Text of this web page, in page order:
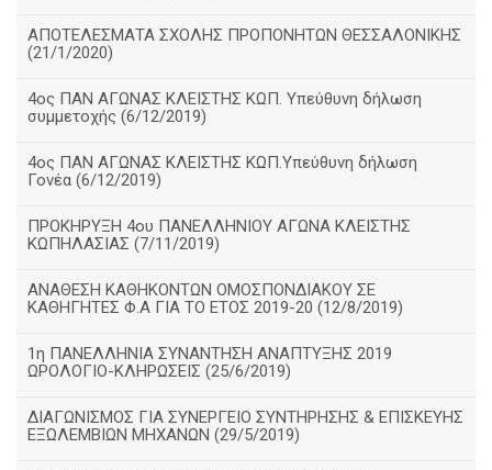
ΑΠΟΤΕΛΕΣΜΑΤΑ ΣΧΟΛΗΣ ΠΡΟΠΟΝΗΤΩΝ ΘΕΣΣΑΛΟΝΙΚΗΣ
(21/1/2020)
4ος ΠΑΝ ΑΓΩΝΑΣ ΚΛΕΙΣΤΗΣ ΚΩΠ. Υπεύθυνη δήλωση
συμμετοχής (6/12/2019)
4ος ΠΑΝ ΑΓΩΝΑΣ ΚΛΕΙΣΤΗΣ ΚΩΠ.Υπεύθυνη δήλωση
Γονέα (6/12/2019)
ΠΡΟΚΗΡΥΞΗ 4ου ΠΑΝΕΛΛΗΝΙΟΥ ΑΓΩΝΑ ΚΛΕΙΣΤΗΣ
ΚΩΠΗΛΑΣΙΑΣ (7/11/2019)
ΑΝΑΘΕΣΗ ΚΑΘΗΚΟΝΤΩΝ ΟΜΟΣΠΟΝΔΙΑΚΟΥ ΣΕ
ΚΑΘΗΓΗΤΕΣ Φ.Α ΓΙΑ ΤΟ ΕΤΟΣ 2019-20 (12/8/2019)
1η ΠΑΝΕΛΛΗΝΙΑ ΣΥΝΑΝΤΗΣΗ ΑΝΑΠΤΥΞΗΣ 2019
ΩΡΟΛΟΓΙΟ-ΚΛΗΡΩΣΕΙΣ (25/6/2019)
ΔΙΑΓΩΝΙΣΜΟΣ ΓΙΑ ΣΥΝΕΡΓΕΙΟ ΣΥΝΤΗΡΗΣΗΣ & ΕΠΙΣΚΕΥΗΣ
ΕΞΩΛΕΜΒΙΩΝ ΜΗΧΑΝΩΝ (29/5/2019)